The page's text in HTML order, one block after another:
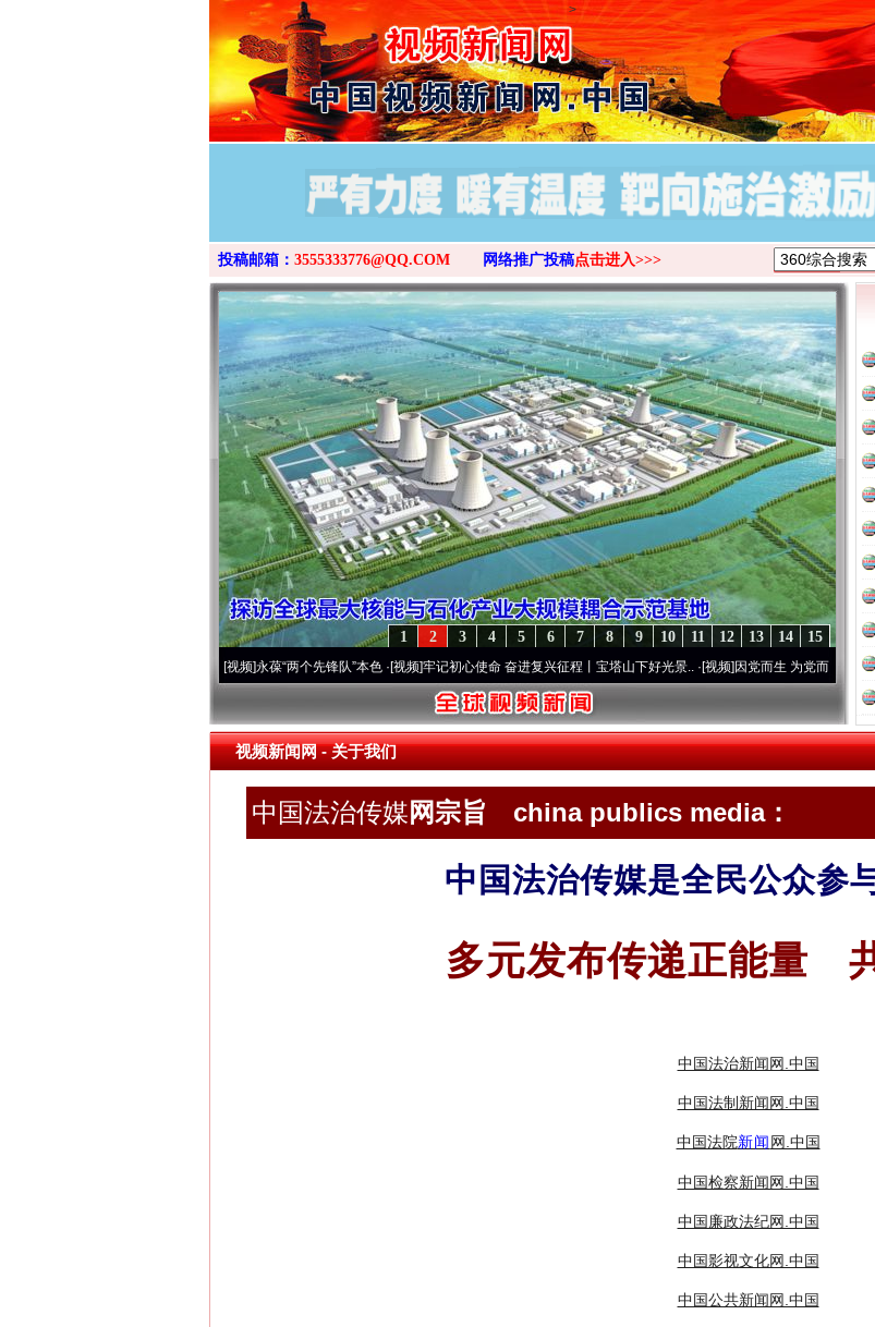
>
投稿邮箱： 3555333776@QQ.COM 网络推广投稿点击进入>>>
15
14
13
12
11
10
9
8
7
6
5
4
3
2
1
永葆“两个先锋队”本色·[视频]牢记初心使命 奋进复兴征程丨宝塔山下好光景..·[视频]因党而生 为党而战——百年“纪”
视频新闻网- 关于我们
中国法治传媒网宗旨 china publics media：
中国法治传媒是全民公众参
多元发布传递正能量
中国法治新闻网.中国
中国法制新闻网.中国
中国法院新闻 网.中国
中国检察新闻网.中国
中国廉政法纪网.中国
中国影视文化网.中国
中国公共新闻网.中国